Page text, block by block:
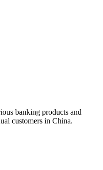
banking products and
customers in China.